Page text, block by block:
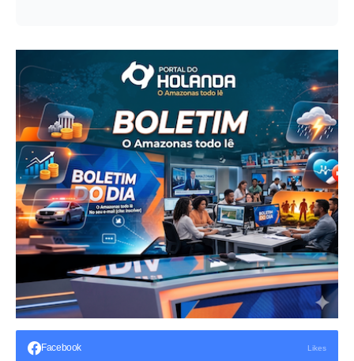
Facebook Likes